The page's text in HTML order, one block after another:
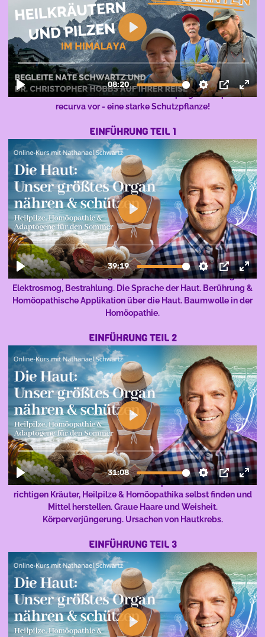
Nate meldet sich aus 4000 Höhenmetern mit einem
Zwischenbericht und stellt uns das Adaptogen Juniperus
recurva vor - eine starke Schutzpflanze!
EINFÜHRUNG TEIL 1
Praktische Tips bei:Vergiftung durch Sonnenmilch, Chemikalien
und Toxine, Behandlung bei Sonnenbrand, Verbrennungen,
Elektrosmog, Bestrahlung. Die Sprache der Haut. Berührung &
Homöopathische Applikation über die Haut. Baumwolle in der
Homöopathie.
EINFÜHRUNG TEIL 2
Nate berichtet über Hautalterung und Flecken vorbeugen und
behandeln. Die natürliche Chemotherapie aus dem Garten. Die
richtigen Kräuter, Heilpilze & Homöopathika selbst finden und
Mittel herstellen. Graue Haare und Weisheit.
Körperverjüngerung. Ursachen von Hautkrebs.
EINFÜHRUNG TEIL 3